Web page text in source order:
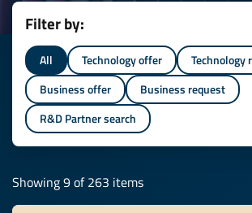
Filter by:
All Technology offer
Technology
Business offer
Business request
R&D Partner search
Showing 9 of 263 items